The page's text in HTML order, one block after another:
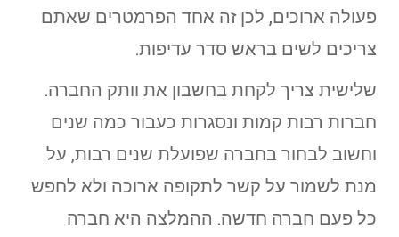
פעולה ארוכים, לכן זה אחד הפרמטרים שאתם
צריכים לשים בראש סדר עדיפות.
שלישית צריך לקחת בחשבון את וותק החברה.
חברות רבות קמות ונסגרות כעבור כמה שנים
וחשוב לבחור בחברה שפועלת שנים רבות, על
מנת לשמור על קשר לתקופה ארוכה ולא לחפש
כל פעם חברה חדשה. ההמלצה היא חברה